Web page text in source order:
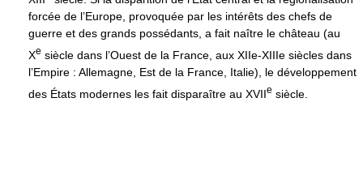
forcée de l’Europe, provoquée par les intérêts des chefs de
guerre et des grands possédants, a fait naître le château (au
Xe siècle dans l’Ouest de la France, aux XIIe-XIIIe siècles dans
l’Empire : Allemagne, Est de la France, Italie), le développement
des États modernes les fait disparaître au XVIIe siècle.